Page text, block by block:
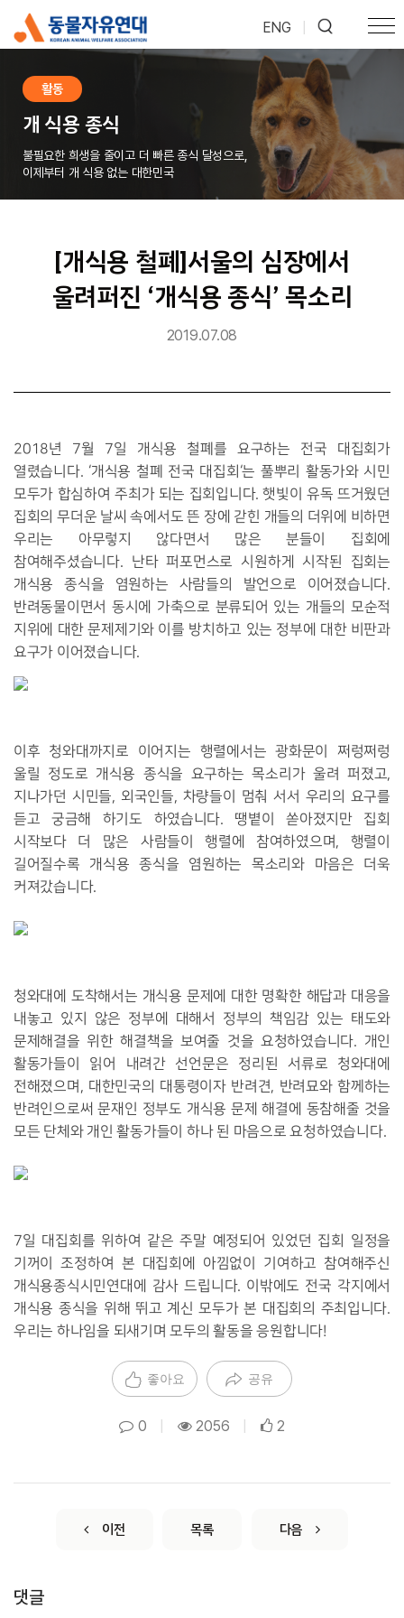
ENG
활동
개 식용 종식
불필요한 희생을 줄이고 더 빠른 종식 달성으로,
이제부터 개 식용 없는 대한민국
[개식용 철폐]서울의 심장에서
울려퍼진 ‘개식용 종식’ 목소리
2019.07.08
2018년 7월 7일 개식용 철폐를 요구하는 전국 대집회가
열렸습니다. ‘개식용 철폐 전국 대집회‘는 풀뿌리 활동가와 시민
모두가 합심하여 주최가 되는 집회입니다. 햇빛이 유독 뜨거웠던
집회의 무더운 날씨 속에서도 뜬 장에 갇힌 개들의 더위에 비하면
우리는 아무렇지 않다면서 많은 분들이 집회에
참여해주셨습니다. 난타 퍼포먼스로 시원하게 시작된 집회는
개식용 종식을 염원하는 사람들의 발언으로 이어졌습니다.
반려동물이면서 동시에 가축으로 분류되어 있는 개들의 모순적
지위에 대한 문제제기와 이를 방치하고 있는 정부에 대한 비판과
요구가 이어졌습니다.
이후 청와대까지로 이어지는 행렬에서는 광화문이 쩌렁쩌렁
울릴 정도로 개식용 종식을 요구하는 목소리가 울려 퍼졌고,
지나가던 시민들, 외국인들, 차량들이 멈춰 서서 우리의 요구를
듣고 궁금해 하기도 하였습니다. 땡볕이 쏟아졌지만 집회
시작보다 더 많은 사람들이 행렬에 참여하였으며, 행렬이
길어질수록 개식용 종식을 염원하는 목소리와 마음은 더욱
커져갔습니다.
청와대에 도착해서는 개식용 문제에 대한 명확한 해답과 대응을
내놓고 있지 않은 정부에 대해서 정부의 책임감 있는 태도와
문제해결을 위한 해결책을 보여줄 것을 요청하였습니다. 개인
활동가들이 읽어 내려간 선언문은 정리된 서류로 청와대에
전해졌으며, 대한민국의 대통령이자 반려견, 반려묘와 함께하는
반려인으로써 문재인 정부도 개식용 문제 해결에 동참해줄 것을
모든 단체와 개인 활동가들이 하나 된 마음으로 요청하였습니다.
7일 대집회를 위하여 같은 주말 예정되어 있었던 집회 일정을
기꺼이 조정하여 본 대집회에 아낌없이 기여하고 참여해주신
개식용종식시민연대에 감사 드립니다. 이밖에도 전국 각지에서
개식용 종식을 위해 뛰고 계신 모두가 본 대집회의 주최입니다.
우리는 하나임을 되새기며 모두의 활동을 응원합니다!
좋아요 공유
0 2056 2
이전 목록 다음
댓글